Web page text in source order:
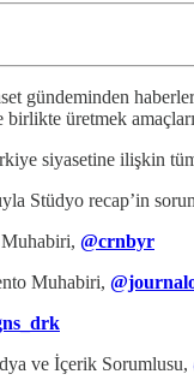
gündeminden
üretmek
siyasetine ilişkin
Stüdyo recap’in
@crnbyr
Muhabiri,
ve İçerik Sorumlusu,